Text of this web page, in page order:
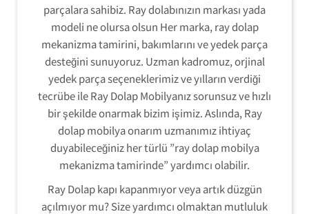
parçalara sahibiz. Ray dolabınızın markası yada
modeli ne olursa olsun Her marka, ray dolap
mekanizma tamirini, bakımlarını ve yedek parça
desteğini sunuyoruz. Uzman kadromuz, orjinal
yedek parça seçeneklerimiz ve yılların verdiği
tecrübe ile Ray Dolap Mobilyanız sorunsuz ve hızlı
bir şekilde onarmak bizim işimiz. Aslında, Ray
dolap mobilya onarım uzmanımız ihtiyaç
duyabileceğiniz her türlü ”ray dolap mobilya
mekanizma tamirinde” yardımcı olabilir.
Ray Dolap kapı kapanmıyor veya artık düzgün
açılmıyor mu? Size yardımcı olmaktan mutluluk